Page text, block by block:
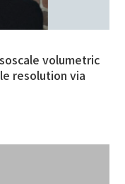
volumetric
resolution via